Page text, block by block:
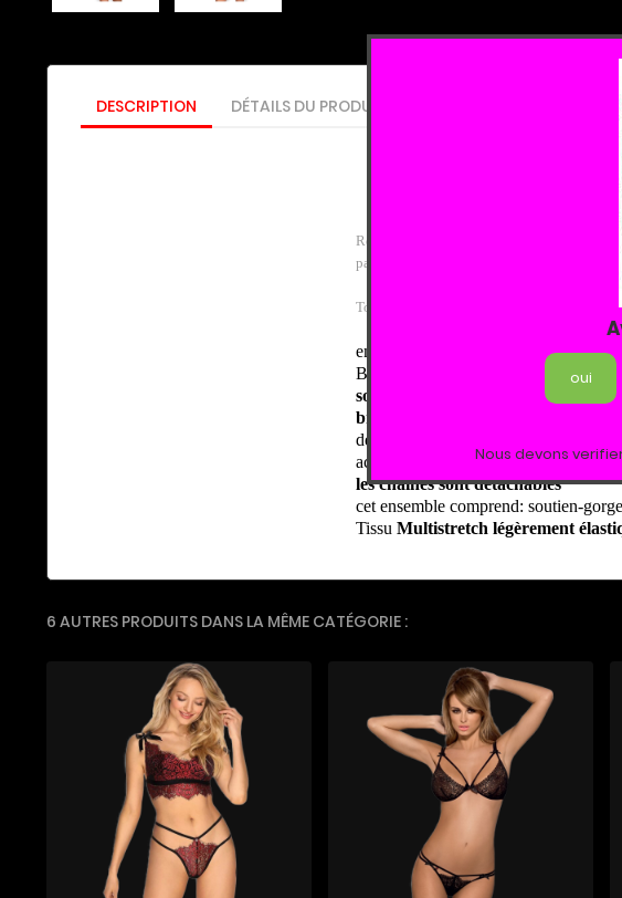
oui
Nous devons
DESCRIPTION DÉTAILS DU PRODUIT
Regardez cet ensemble attrayant avec des
passionnante va commencer
Tous les détails d'actualité:
ensemble épicé avec
chaînes
Beau,
soutien-gorge à dos nu
bretelles ajustables;
de superbes chaînes sur le buste, les
accentuées!
les chaînes sont détachables
cet ensemble comprend: soutien-
Tissu Multistretch légèrement
6 AUTRES PRODUITS DANS LA MÊME CATÉGORIE :